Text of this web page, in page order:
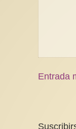
Entrada